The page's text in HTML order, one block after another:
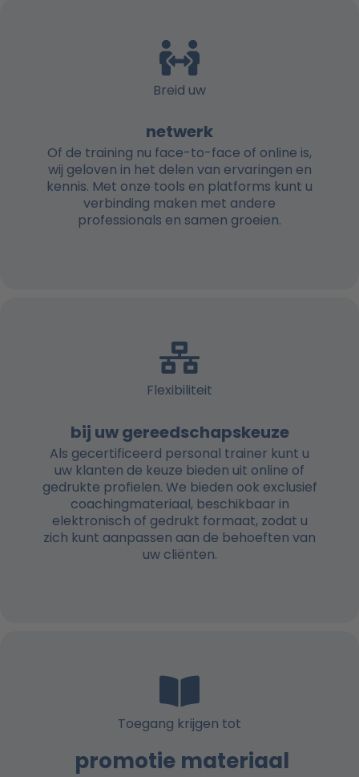
Breid uw
netwerk
Of de training nu face-to-face of online is,
wij geloven in het delen van ervaringen en
kennis. Met onze tools en platforms kunt u
verbinding maken met andere
professionals en samen groeien.
Flexibiliteit
bij uw gereedschapskeuze
Als gecertificeerd personal trainer kunt u
uw klanten de keuze bieden uit online of
gedrukte profielen. We bieden ook exclusief
coachingmateriaal, beschikbaar in
elektronisch of gedrukt formaat, zodat u
zich kunt aanpassen aan de behoeften van
uw cliënten.
Toegang krijgen tot
promotie materiaal